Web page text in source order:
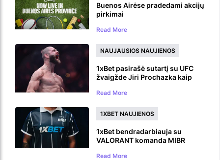
Buenos Airėse pradedami akcijų
pirkimai
Read More
NAUJAUSIOS NAUJIENOS
1xBet pasirašė sutartį su UFC
žvaigžde Jiri Prochazka kaip
Read More
1XBET NAUJIENOS
1xBet bendradarbiauja su
VALORANT komanda MIBR
Read More